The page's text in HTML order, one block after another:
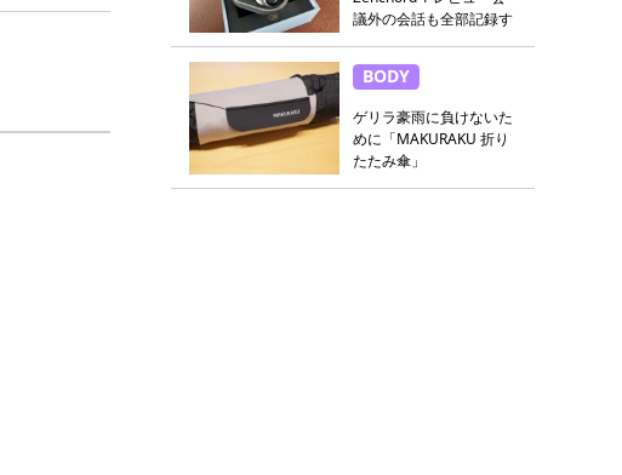
議外の会話も全部記録す
BODY
ゲリラ豪雨に負けないた
めに「MAKURAKU 折り
たたみ傘」